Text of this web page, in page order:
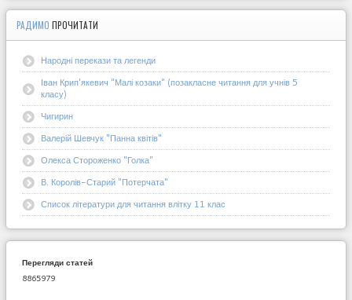
РАДИМО ПРОЧИТАТИ
Народні перекази та легенди
Іван Крип'якевич "Малі козаки" (позакласне читання для учнів 5
класу)
Чигирин
Валерій Шевчук "Панна квітів"
Олекса Стороженко "Голка"
В. Королів-Старий "Потерчата"
Список літератури для читання влітку 11 клас
Перегляди статей
8865979